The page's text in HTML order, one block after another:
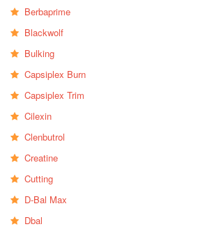
Berbaprime
Blackwolf
Bulking
Capsiplex Burn
Capsiplex Trim
Cilexin
Clenbutrol
Creatine
Cutting
D-Bal Max
Dbal